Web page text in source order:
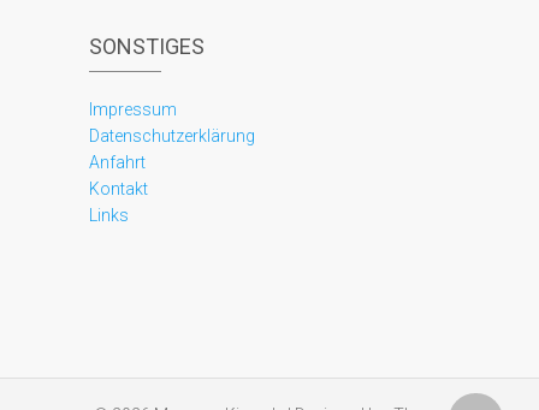
SONSTIGES
Impressum
Datenschutzerklärung
Anfahrt
Kontakt
Links